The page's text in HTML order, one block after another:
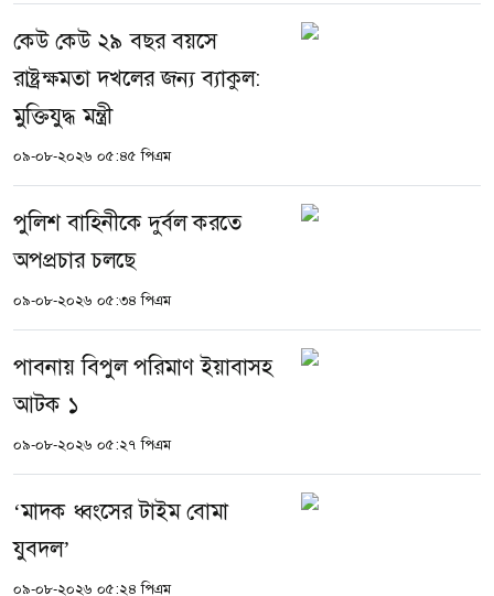
কেউ কেউ ২৯ বছর বয়সে
রাষ্ট্রক্ষমতা দখলের জন্য ব্যাকুল:
মুক্তিযুদ্ধ মন্ত্রী
০৯-০৮-২০২৬ ০৫:৪৫ পিএম
পুলিশ বাহিনীকে দুর্বল করতে
অপপ্রচার চলছে
০৯-০৮-২০২৬ ০৫:৩৪ পিএম
পাবনায় বিপুল পরিমাণ ইয়াবাসহ
আটক ১
০৯-০৮-২০২৬ ০৫:২৭ পিএম
‘মাদক ধ্বংসের টাইম বোমা
যুবদল’
০৯-০৮-২০২৬ ০৫:২৪ পিএম